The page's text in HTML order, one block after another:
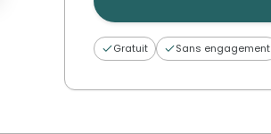
Gratuit Sans engagement